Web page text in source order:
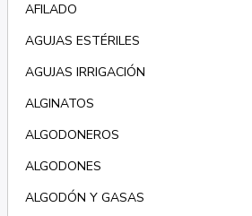
AFILADO
AGUJAS ESTÉRILES
AGUJAS IRRIGACIÓN
ALGINATOS
ALGODONEROS
ALGODONES
ALGODÓN Y GASAS